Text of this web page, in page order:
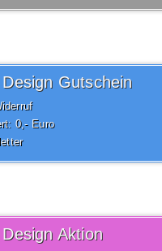
Gutschein
0,- Euro
Aktion